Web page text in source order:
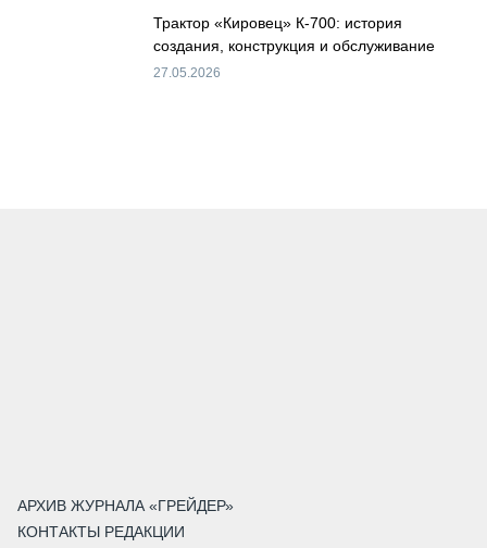
Трактор «Кировец» К-700: история
создания, конструкция и обслуживание
27.05.2026
АРХИВ ЖУРНАЛА «ГРЕЙДЕР»
КОНТАКТЫ РЕДАКЦИИ